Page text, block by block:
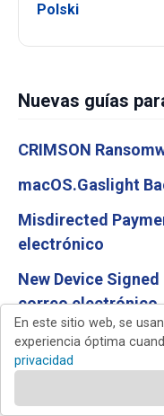
Polski
Nuevas guías
CRIMSON
macOS.Gaslight
Misdirected
electrónico
New Device
correo electrónico
Trip.com Booking
Top de guías
En este sitio web, se
experiencia óptima
privacidad